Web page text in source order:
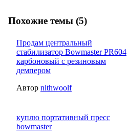
Похожие темы (5)
Продам центральный
стабилизатор Bowmaster PR604
карбоновый с резиновым
демпером
Автор nithwoolf
куплю портативный пресс
bowmaster